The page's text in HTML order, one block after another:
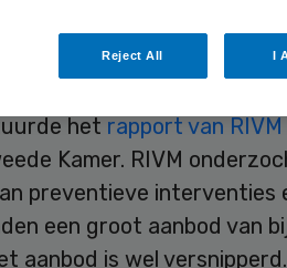
preventieve
het rapport van RIVM
Kamer. RIVM
preventieve interventies
een groot aanbod van
aanbod is wel
Reject All I